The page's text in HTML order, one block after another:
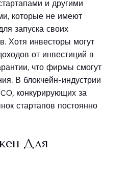
и другими
которые не имеют
запуска своих
Хотя инвесторы могут
от инвестиций в
что фирмы смогут
В блокчейн-индустрии
конкурирующих за
стартапов постоянно
Для